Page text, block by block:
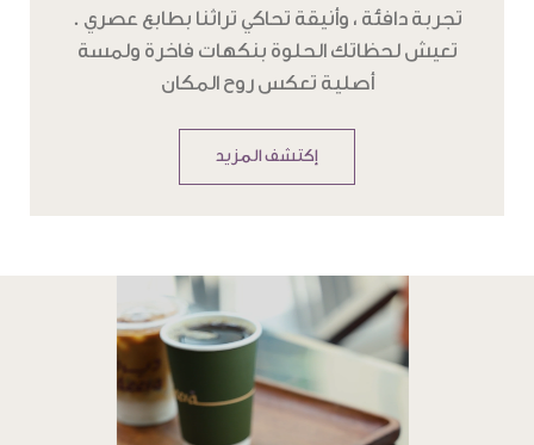
تجربة دافئة ، وأنيقة تحاكي تراثنا بطابع عصري .
تعيش لحظاتك الحلوة بنكهات فاخرة ولمسة
أصلية تعكس روح المكان
إكتشف المزيد